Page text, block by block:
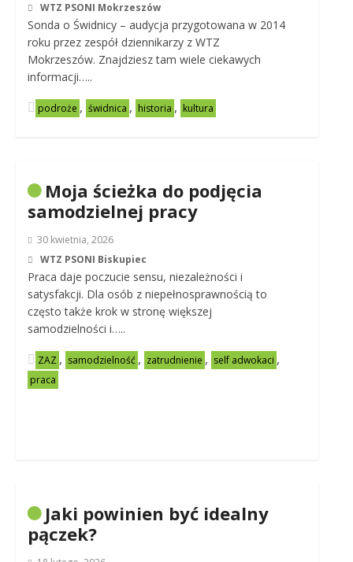
WTZ PSONI Mokrzeszów
Sonda o Świdnicy – audycja przygotowana w 2014
roku przez zespół dziennikarzy z WTZ
Mokrzeszów. Znajdziesz tam wiele ciekawych
informacji…..
podroże , świdnica , historia , kultura
Moja ścieżka do podjęcia
samodzielnej pracy
30 kwietnia, 2026
WTZ PSONI Biskupiec
Praca daje poczucie sensu, niezależności i
satysfakcji. Dla osób z niepełnosprawnością to
często także krok w stronę większej
samodzielności i…..
ZAZ , samodzielność , zatrudnienie , self adwokaci ,
praca
Jaki powinien być idealny
pączek?